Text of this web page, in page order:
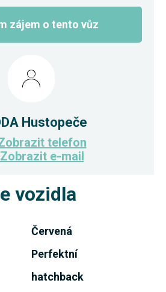
vozidla
Červená
Perfektní
hatchback
zájem o tento vůz
Hustopeče
telefon
Zobrazit e-mail